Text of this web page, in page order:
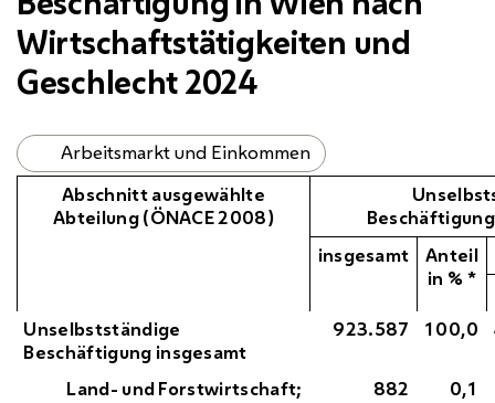
Wirtschaftstätigkeiten und
Geschlecht 2024
Arbeitsmarkt und Einkommen
Abschnitt ausgewählte
Abteilung (ÖNACE2008)
insgesamt
Anteil
in % *
Unselbstständige
Beschäftigung insgesamt
923.587 100,0
Land- und Forstwirtschaft;
882 0,1